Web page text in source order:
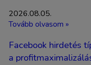
2026.08.05.
Tovább olvasom »
Facebook hirdetés
a